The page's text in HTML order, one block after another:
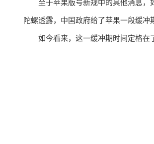
至于苹果版号新规中的其他消息
陀螺透露，中国政府给了苹果一段缓冲
如今看来，这一缓冲期时间定格在